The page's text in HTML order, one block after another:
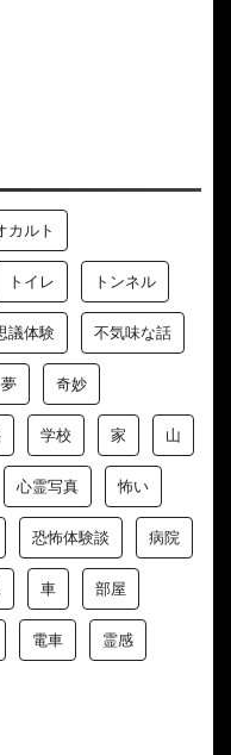
カルト
トイレ トンネル
議体験 不気味な話
夢 奇妙
学校 家 山
心霊写真 怖い
恐怖体験談 病院
車 部屋
電車 霊感